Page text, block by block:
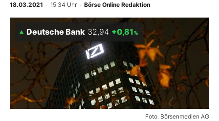
Abo & Shop
BO-Musterdepots
Experten
Mein B:O
18.03.2021 · 15:34 Uhr · Börse Online Redaktion
Foto: Börsenmedien AG
Deutsche Bank 32,94 +0,81 %